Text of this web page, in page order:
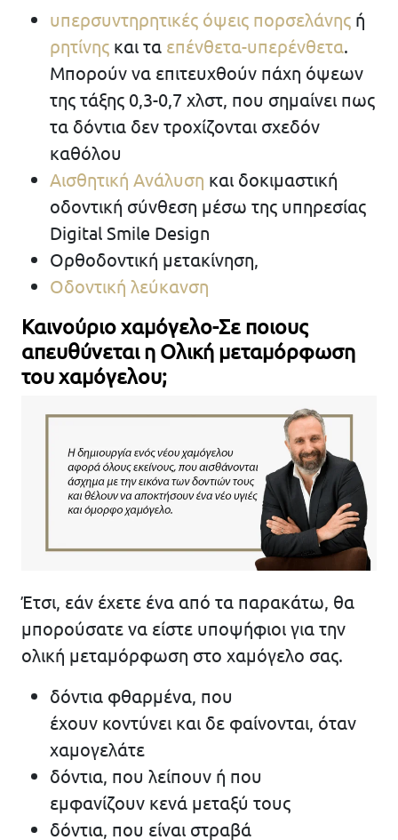
υπερσυντηρητικές όψεις πορσελάνης ή
ρητίνης και τα επένθετα-υπερένθετα.
Μπορούν να επιτευχθούν πάχη όψεων
της τάξης 0,3-0,7 χλστ, που σημαίνει πως
τα δόντια δεν τροχίζονται σχεδόν
καθόλου
Αισθητική Ανάλυση και δοκιμαστική
οδοντική σύνθεση μέσω της υπηρεσίας
Digital Smile Design
Ορθοδοντική μετακίνηση,
Οδοντική λεύκανση
Καινούριο χαμόγελο-Σε ποιους
απευθύνεται η Ολική μεταμόρφωση
του χαμόγελου;
Έτσι, εάν έχετε ένα από τα παρακάτω, θα
μπορούσατε να είστε υποψήφιοι για την
ολική μεταμόρφωση στο χαμόγελο σας.
δόντια φθαρμένα, που
έχουν κοντύνει και δε φαίνονται, όταν
χαμογελάτε
δόντια, που λείπουν ή που
εμφανίζουν κενά μεταξύ τους
δόντια, που είναι στραβά